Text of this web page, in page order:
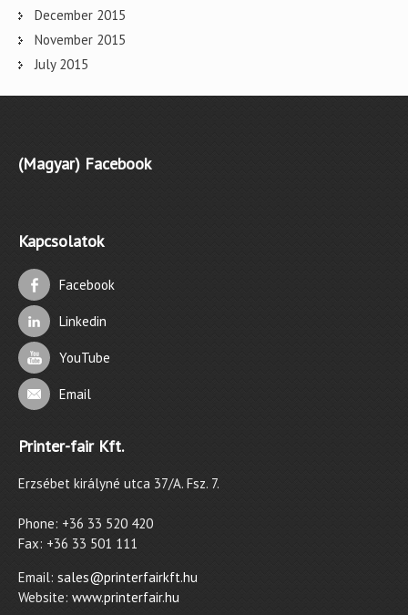
December 2015
November 2015
July 2015
(Magyar) Facebook
Kapcsolatok
Facebook
Linkedin
YouTube
Email
Printer-fair Kft.
Erzsébet királyné utca 37/A. Fsz. 7.
Phone: +36 33 520 420
Fax: +36 33 501 111
Email: sales@printerfairkft.hu
Website: www.printerfair.hu